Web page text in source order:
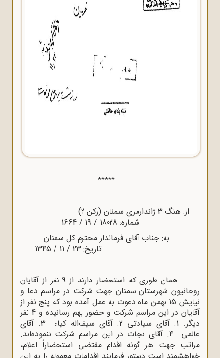
*****
از: هنگ 3 ژاندارمری سمنان (رکن 2)
شماره: 18028 / 19 / 1664
به: جناب آقای فرماندار محترم کل سمنان
تاریخ: 23 / 11 / 1345
همان طوری که استحضار دارند از 9 نفر از آقایان
روحانیون شهرستان سمنان جهت شرکت در مراسم دعا و
نیایش 15 بهمن ماه دعوت به عمل آمده بود که پنج نفر از
آقایان در این مراسم شرکت و حضور بهم رسانیده و 4 نفر
دیگر. 1. آقای سیادتی 2. آقای سیف‌اله کیاء 3. آقای
عالمی 4. آقای نجات در این مراسم شرکت ننموده‌اند.
مراتب جهت هر گونه اقدام مقتضی استحضاراً اعلام،